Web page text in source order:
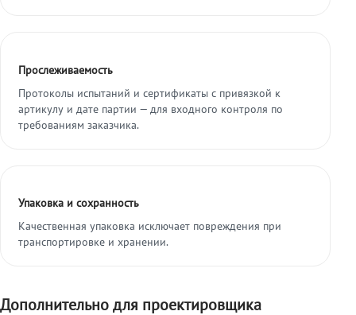
Прослеживаемость
Протоколы испытаний и сертификаты с привязкой к
артикулу и дате партии — для входного контроля по
требованиям заказчика.
Упаковка и сохранность
Качественная упаковка исключает повреждения при
транспортировке и хранении.
Дополнительно для проектировщика